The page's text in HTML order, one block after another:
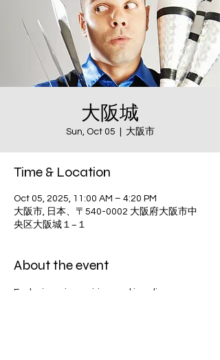
大阪城
Sun, Oct 05 大阪市
Time & Location
Oct 05, 2025, 11:00 AM – 4:20 PM
大阪市, 日本、〒540-0002 大阪府大阪市中
央区大阪城１−１
About the event
Exclusive wine pairing and juggling